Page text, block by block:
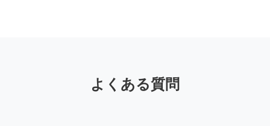
よくある質問